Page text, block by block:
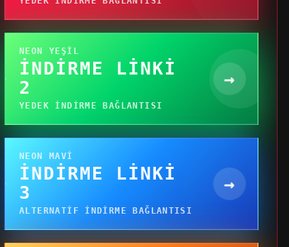
NEON YEŞIL
İNDIRME LINKI
2
YEDEK INDIRME BAĞLANTISI
→
NEON MAVI
İNDIRME LINKI
3
ALTERNATIF INDIRME BAĞLANTISI
→